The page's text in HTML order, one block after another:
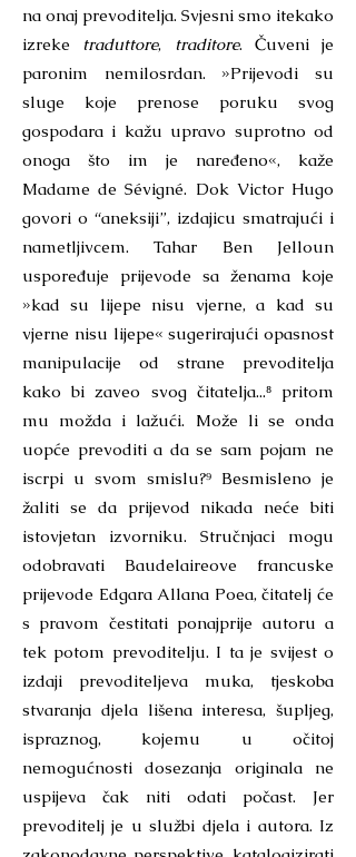
na onaj prevoditelja. Svjesni smo itekako
izreke traduttore, traditore. Čuveni je
paronim nemilosrdan. »Prijevodi su
sluge koje prenose poruku svog
gospodara i kažu upravo suprotno od
onoga što im je naređeno«, kaže
Madame de Sévigné. Dok Victor Hugo
govori o “aneksiji”, izdajicu smatrajući i
nametljivcem. Tahar Ben Jelloun
uspoređuje prijevode sa ženama koje
»kad su lijepe nisu vjerne, a kad su
vjerne nisu lijepe« sugerirajući opasnost
manipulacije od strane prevoditelja
kako bi zaveo svog čitatelja...⁸ pritom
mu možda i lažući. Može li se onda
uopće prevoditi a da se sam pojam ne
iscrpi u svom smislu?⁹ Besmisleno je
žaliti se da prijevod nikada neće biti
istovjetan izvorniku. Stručnjaci mogu
odobravati Baudelaireove francuske
prijevode Edgara Allana Poea, čitatelj će
s pravom čestitati ponajprije autoru a
tek potom prevoditelju. I ta je svijest o
izdaji prevoditeljeva muka, tjeskoba
stvaranja djela lišena interesa, šupljeg,
ispraznog, kojemu u očitoj
nemogućnosti dosezanja originala ne
uspijeva čak niti odati počast. Jer
prevoditelj je u službi djela i autora. Iz